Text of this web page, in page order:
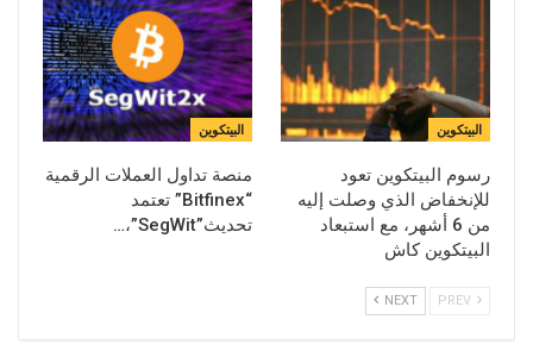
البيتكوين
رسوم البيتكوين تعود
للإنخفاض الذي وصلت إليه
من 6 أشهر، مع استبعاد
البيتكوين كاش
البيتكوين
منصة تداول العملات الرقمية
“Bitfinex” تعتمد
تحديث”SegWit”،…
NEXT